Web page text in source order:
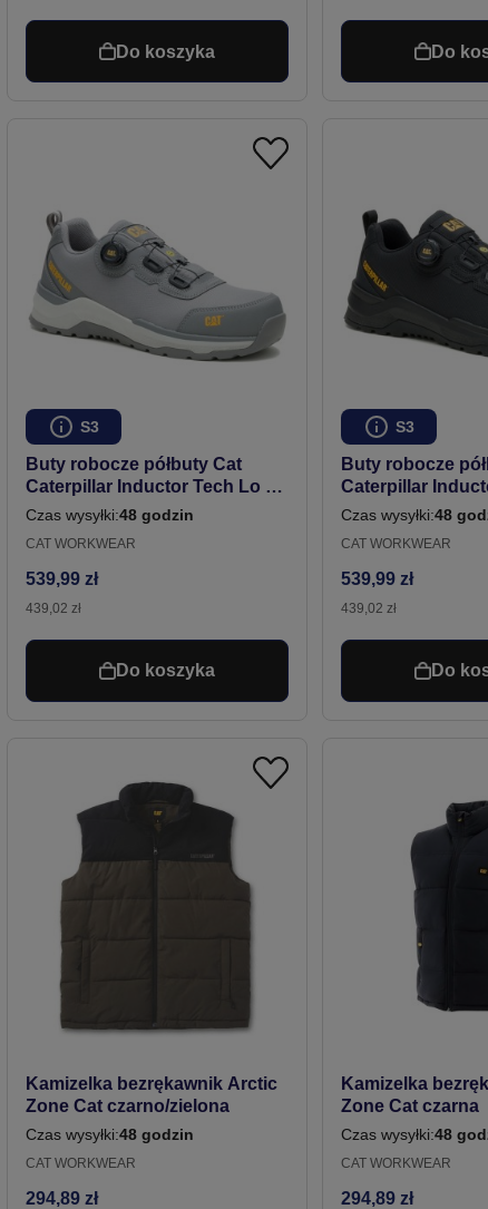
Do koszyka Do
S3
Buty robocze półbuty Cat
Caterpillar Inductor Tech Lo S3
ESD zapięcie boa szare
Czas wysyłki:48 godzin
CAT WORKWEAR
539,99 zł
439,02 zł
Do koszyka
S3
Buty robocze
Caterpillar
ESD zapięcie boa
Czas wysyłki:48
CAT WORKWEAR
539,99 zł
439,02 zł
Do
Kamizelka bezrękawnik Arctic
Zone Cat czarno/zielona
Czas wysyłki:48 godzin
CAT WORKWEAR
294,89 zł
Kamizelka
Zone Cat czarna
Czas wysyłki:48
CAT WORKWEAR
294,89 zł